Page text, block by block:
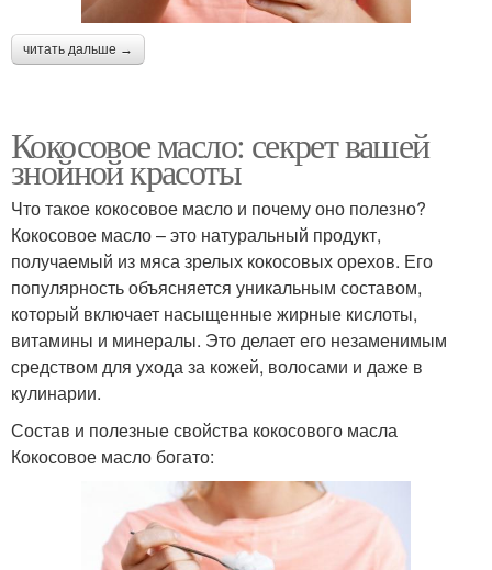
читать дальше →
Кокосовое масло: секрет вашей
знойной красоты
Что такое кокосовое масло и почему оно полезно?
Кокосовое масло – это натуральный продукт,
получаемый из мяса зрелых кокосовых орехов. Его
популярность объясняется уникальным составом,
который включает насыщенные жирные кислоты,
витамины и минералы. Это делает его незаменимым
средством для ухода за кожей, волосами и даже в
кулинарии.
Состав и полезные свойства кокосового масла
Кокосовое масло богато: